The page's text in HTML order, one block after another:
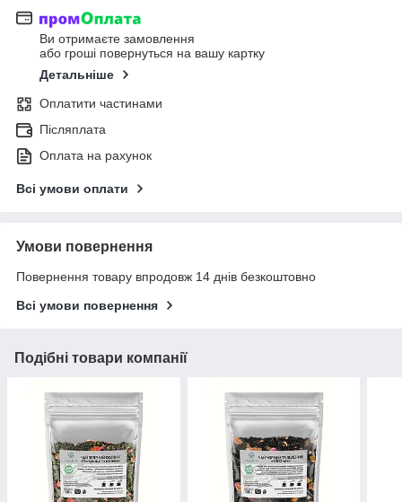
Ви отримаєте замовлення
або гроші повернуться на вашу картку
Детальніше
Оплатити частинами
Післяплата
Оплата на рахунок
Всі умови оплати
Умови повернення
Повернення товару впродовж 14 днів безкоштовно
Всі умови повернення
Подібні товари компанії